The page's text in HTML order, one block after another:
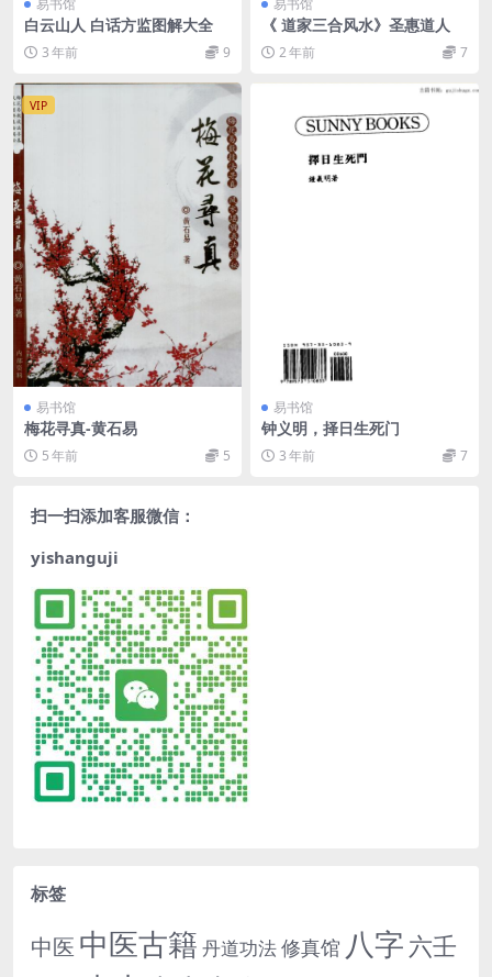
白云山人 白话方监图解大全
3 年前 9
《 道家三合风水》圣惠道人
2 年前 7
VIP
易书馆
梅花寻真-黄石易
5 年前 5
易书馆
钟义明，择日生死门
3 年前 7
扫一扫添加客服微信：
yishanguji
标签
中医 中医古籍 丹道功法修真馆 八字 六壬